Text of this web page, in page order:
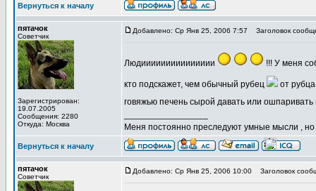
Вернуться к началу
пятачок
Советчик
Зарегистрирован:
19.07.2005
Сообщения: 2280
Откуда: Москва
Добавлено: Ср Янв 25, 2006 7:57 Заголовок
Людиииииииииииииии !!! У меня
кто подскажет, чем обычный рубец
от
говяжью печень сырой давать или
Меня постоянно преследуют умные мысли ,
Вернуться к началу
пятачок
Советчик
Добавлено: Ср Янв 25, 2006 10:00 Заголовок